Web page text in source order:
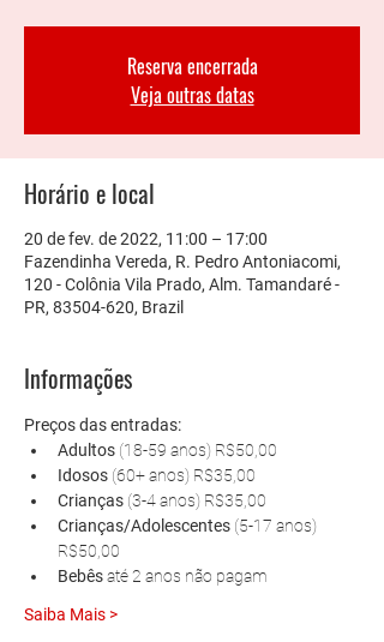
Reserva encerrada
Veja outras datas
Horário e local
20 de fev. de 2022, 11:00 – 17:00
Fazendinha Vereda, R. Pedro Antoniacomi,
120 - Colônia Vila Prado, Alm. Tamandaré -
PR, 83504-620, Brazil
Informações
Preços das entradas:
Adultos (18-59 anos) R$50,00
Idosos (60+ anos) R$35,00
Crianças (3-4 anos) R$35,00
Crianças/Adolescentes (5-17 anos)
R$50,00
Bebês até 2 anos não pagam
Saiba Mais >